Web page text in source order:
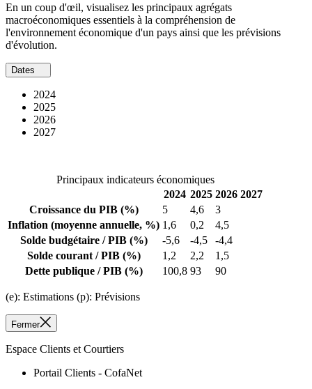
En un coup d'œil, visualisez les principaux agrégats
macroéconomiques essentiels à la compréhension de
l'environnement économique d'un pays ainsi que les prévisions
d'évolution.
Dates
2024
2025
2026
2027
Principaux indicateurs économiques
2024 2025 2026 2027
Croissance du PIB (%) 5 4,6
3
Inflation (moyenne annuelle, %) 1,6 0,2
4,5
Solde budgétaire / PIB (%) -5,6 -4,5
-4,4
Solde courant / PIB (%) 1,2 2,2
1,5
Dette publique / PIB (%) 100,8 93 90
(e): Estimations (p): Prévisions
Fermer
Espace Clients et Courtiers
Portail Clients - CofaNet